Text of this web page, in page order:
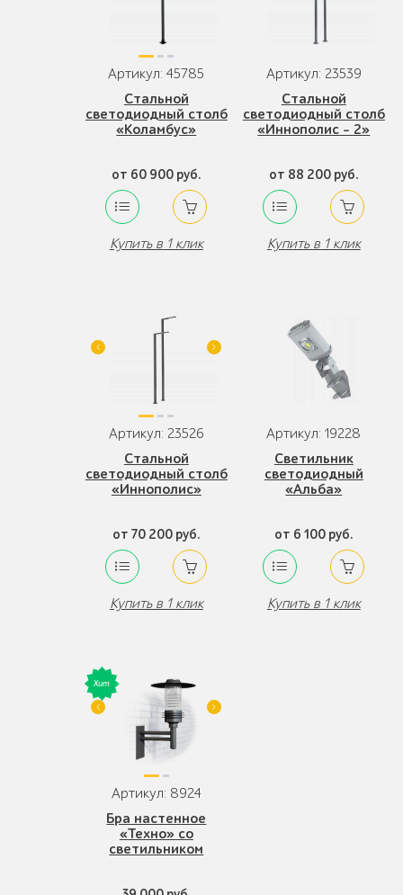
Артикул: 45785
Стальной
светодиодный столб
«Коламбус»
от 60 900 руб.
Купить в 1 клик
Артикул: 23539
Стальной
светодиодный столб
«Иннополис - 2»
от 88 200 руб.
Купить в 1 клик
Артикул: 23526
Стальной
светодиодный столб
«Иннополис»
от 70 200 руб.
Купить в 1 клик
Артикул: 19228
Светильник
светодиодный
«Альба»
от 6 100 руб.
Купить в 1 клик
Артикул: 8924
Бра настенное
«Техно» со
светильником